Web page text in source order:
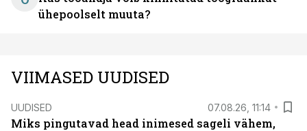
ühepoolselt muuta?
VIIMASED UUDISED
UUDISED 07.08.26, 11:14
Miks pingutavad head inimesed sageli vähem,